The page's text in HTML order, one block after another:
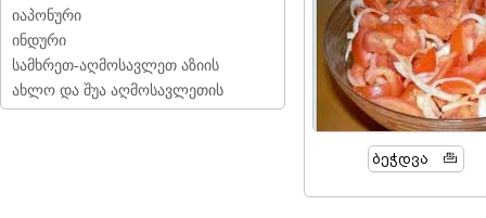
იაპონური
ინდური
სამხრეთ-აღმოსავლეთ აზიის
ახლო და შუა აღმოსავლეთის
Ბეჭდვა